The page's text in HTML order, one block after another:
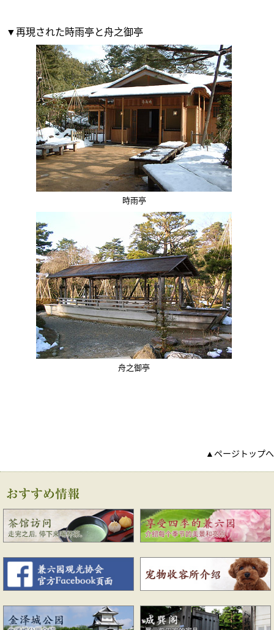
▼再現された時雨亭と舟之御亭
時雨亭
舟之御亭
▲ページトップへ
おすすめ情報